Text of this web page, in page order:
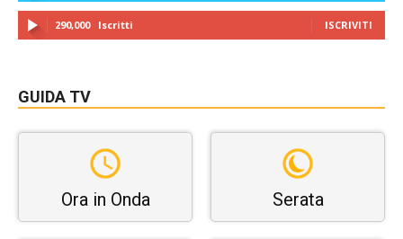
290,000 Iscritti ISCRIVITI
GUIDA TV
Ora in Onda Serata